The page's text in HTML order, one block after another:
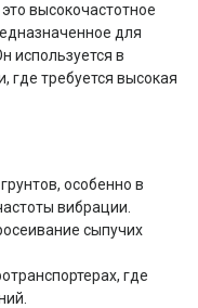
высокочастотное
для
используется в
где требуется высокая
особенно в
вибрации.
сыпучих
где